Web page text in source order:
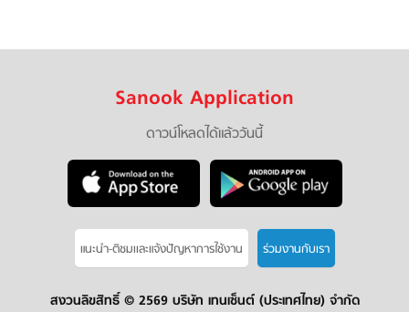
Sanook Application
ดาวน์โหลดได้แล้ววันนี้
แนะนำ-ติชมเเละแจ้งปัญหาการใช้งาน ร่วมงานกับเรา
สงวนลิขสิทธิ์ © 2569 บริษัท เทนเซ็นต์ (ประเทศไทย) จำกัด